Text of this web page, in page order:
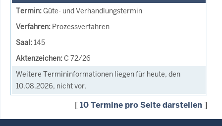
Güte- und Verhandlungstermin
Prozessverfahren
145
C 72/26
Weitere Termininformationen liegen für heute, den
10.08.2026, nicht vor.
[10 Termine pro Seite darstellen ]